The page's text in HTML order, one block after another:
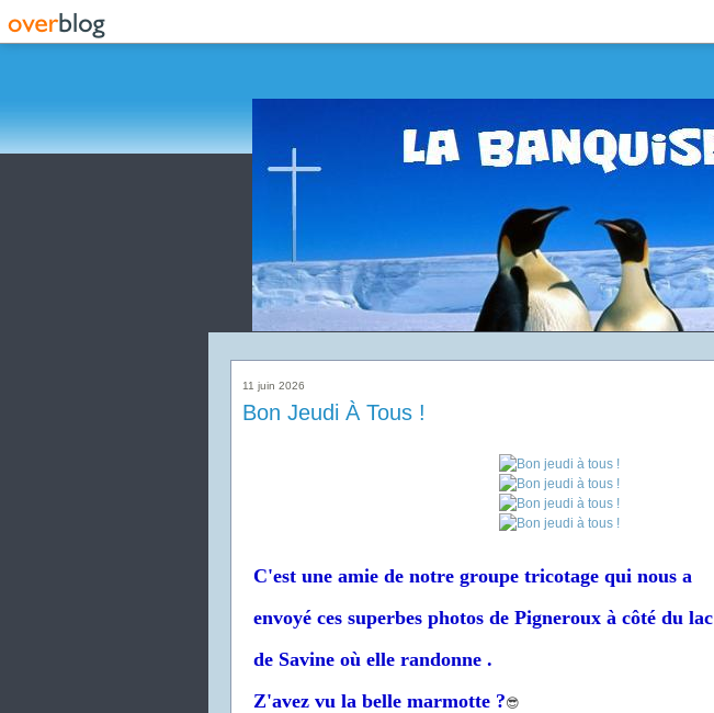
11 juin 2026
Bon Jeudi À Tous !
C'est une amie de notre groupe tricotage qui nous a
envoyé ces superbes photos de Pigneroux à côté du lac
de Savine où elle randonne .
Z'avez vu la belle marmotte ?😎